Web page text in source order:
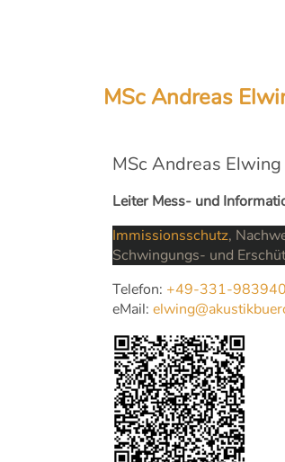
MSc Andreas
MSc Andreas Elwing
Leiter Mess- und
Immissionsschutz,
Schwingungs- und
Telefon: +49-331-
eMail: